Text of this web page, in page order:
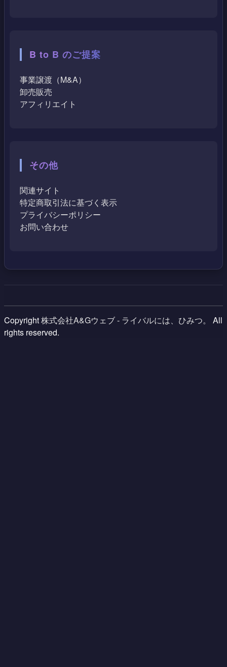
B to B のご提案
事業譲渡（M&A）
卸売販売
アフィリエイト
その他
関連サイト
特定商取引法に基づく表示
プライバシーポリシー
お問い合わせ
Copyright株式会社A&Gウェブ - ライバルには、ひみつ。
All
rights reserved.